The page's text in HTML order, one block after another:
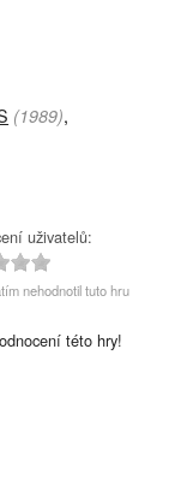
(1989),
uživatelů:
nehodnotil tuto hru
této hry!